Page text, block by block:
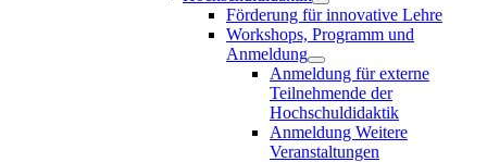
Förderung für innovative Lehre
Workshops, Programm und
Anmeldung
Anmeldung für externe
Teilnehmende der
Hochschuldidaktik
Anmeldung Weitere
Veranstaltungen